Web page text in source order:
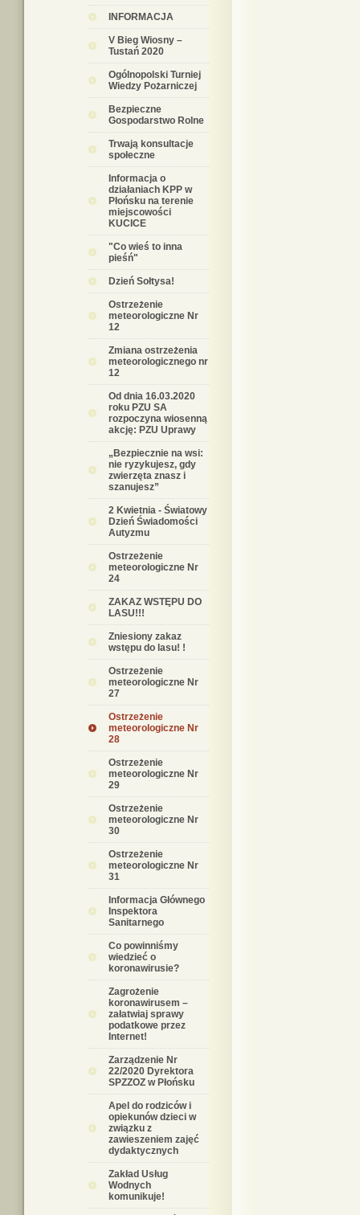
INFORMACJA
V Bieg Wiosny –
Tustań 2020
Ogólnopolski Turniej
Wiedzy Pożarniczej
Bezpieczne
Gospodarstwo Rolne
Trwają konsultacje
społeczne
Informacja o
działaniach KPP w
Płońsku na terenie
miejscowości
KUCICE
"Co wieś to inna
pieśń"
Dzień Sołtysa!
Ostrzeżenie
meteorologiczne Nr
12
Zmiana ostrzeżenia
meteorologicznego nr
12
Od dnia 16.03.2020
roku PZU SA
rozpoczyna wiosenną
akcję: PZU Uprawy
„Bezpiecznie na wsi:
nie ryzykujesz, gdy
zwierzęta znasz i
szanujesz”
2 Kwietnia - Światowy
Dzień Świadomości
Autyzmu
Ostrzeżenie
meteorologiczne Nr
24
ZAKAZ WSTĘPU DO
LASU!!!
Zniesiony zakaz
wstępu do lasu! !
Ostrzeżenie
meteorologiczne Nr
27
Ostrzeżenie
meteorologiczne Nr
28
Ostrzeżenie
meteorologiczne Nr
29
Ostrzeżenie
meteorologiczne Nr
30
Ostrzeżenie
meteorologiczne Nr
31
Informacja Głównego
Inspektora
Sanitarnego
Co powinniśmy
wiedzieć o
koronawirusie?
Zagrożenie
koronawirusem –
załatwiaj sprawy
podatkowe przez
Internet!
Zarządzenie Nr
22/2020 Dyrektora
SPZZOZ w Płońsku
Apel do rodziców i
opiekunów dzieci w
związku z
zawieszeniem zajęć
dydaktycznych
Zakład Usług
Wodnych
komunikuje!